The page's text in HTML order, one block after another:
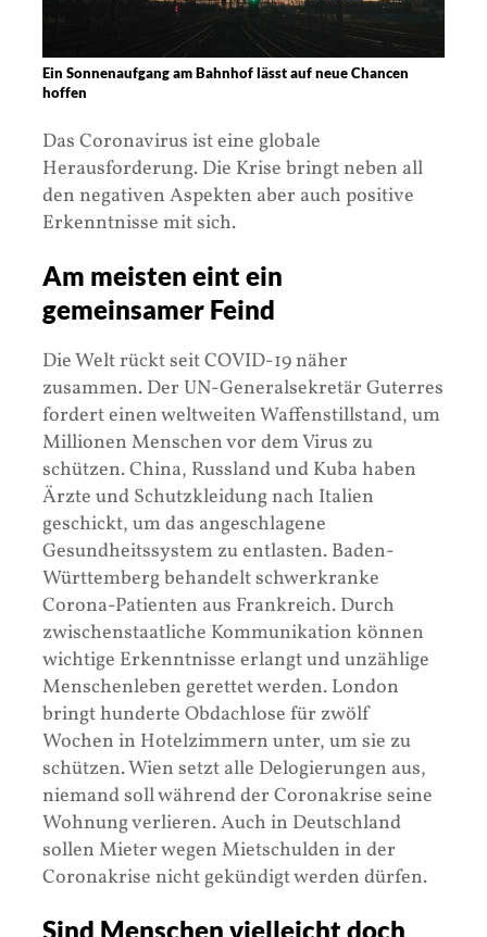
Ein Sonnenaufgang am Bahnhof lässt auf neue Chancen
hoffen
Das Coronavirus ist eine globale
Herausforderung. Die Krise bringt neben all
den negativen Aspekten aber auch positive
Erkenntnisse mit sich.
Am meisten eint ein
gemeinsamer Feind
Die Welt rückt seit COVID-19 näher
zusammen. Der UN-Generalsekretär Guterres
fordert einen weltweiten Waffenstillstand, um
Millionen Menschen vor dem Virus zu
schützen. China, Russland und Kuba haben
Ärzte und Schutzkleidung nach Italien
geschickt, um das angeschlagene
Gesundheitssystem zu entlasten. Baden-
Württemberg behandelt schwerkranke
Corona-Patienten aus Frankreich. Durch
zwischenstaatliche Kommunikation können
wichtige Erkenntnisse erlangt und unzählige
Menschenleben gerettet werden. London
bringt hunderte Obdachlose für zwölf
Wochen in Hotelzimmern unter, um sie zu
schützen. Wien setzt alle Delogierungen aus,
niemand soll während der Coronakrise seine
Wohnung verlieren. Auch in Deutschland
sollen Mieter wegen Mietschulden in der
Coronakrise nicht gekündigt werden dürfen.
Sind Menschen vielleicht doch